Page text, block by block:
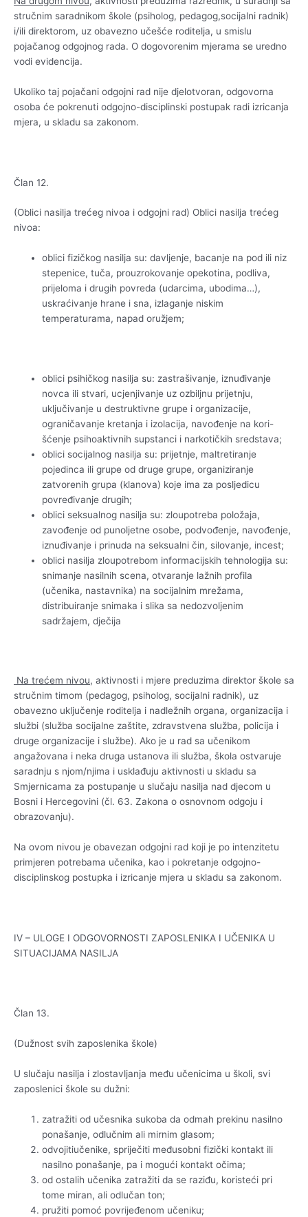
stručnim saradnikom škole (psiholog, pedagog,socijalni radnik)
i/ili direktorom, uz obavezno učešće roditelja, u smislu
pojačanog odgojnog rada. O dogovorenim mjerama se uredno
vodi evidencija.
Ukoliko taj pojačani odgojni rad nije djelotvoran, odgovorna
osoba će pokrenuti odgojno-disciplinski postupak radi izricanja
mjera, u skladu sa zakonom.
Član 12.
(Oblici nasilja trećeg nivoa i odgojni rad) Oblici nasilja trećeg
nivoa:
oblici fizičkog nasilja su: davljenje, bacanje na pod ili niz
stepenice, tuča, prouzrokovanje opekotina, podliva,
prijeloma i drugih povreda (udarcima, ubodima…),
uskraćivanje hrane i sna, izlaganje niskim
temperaturama, napad oružjem;
oblici psihičkog nasilja su: zastrašivanje, iznuđivanje
novca ili stvari, ucjenjivanje uz ozbiljnu prijetnju,
uključivanje u destruktivne grupe i organizacije,
ograničavanje kretanja i izolacija, navođenje na kori-
šćenje psihoaktivnih supstanci i narkotičkih sredstava;
oblici socijalnog nasilja su: prijetnje, maltretiranje
pojedinca ili grupe od druge grupe, organiziranje
zatvorenih grupa (klanova) koje ima za posljedicu
povređivanje drugih;
oblici seksualnog nasilja su: zloupotreba položaja,
zavođenje od punoljetne osobe, podvođenje, navođenje,
iznuđivanje i prinuda na seksualni čin, silovanje, incest;
oblici nasilja zloupotrebom informacijskih tehnologija su:
snimanje nasilnih scena, otvaranje lažnih profila
(učenika, nastavnika) na socijalnim mrežama,
distribuiranje snimaka i slika sa nedozvoljenim
sadržajem, dječija
Na trećem nivou, aktivnosti i mjere preduzima direktor škole sa
stručnim timom (pedagog, psiholog, socijalni radnik), uz
obavezno uključenje roditelja i nadležnih organa, organizacija i
službi (služba socijalne zaštite, zdravstvena služba, policija i
druge organizacije i službe). Ako je u rad sa učenikom
angažovana i neka druga ustanova ili služba, škola ostvaruje
saradnju s njom/njima i usklađuju aktivnosti u skladu sa
Smjernicama za postupanje u slučaju nasilja nad djecom u
Bosni i Hercegovini (čl. 63. Zakona o osnovnom odgoju i
obrazovanju).
Na ovom nivou je obavezan odgojni rad koji je po intenzitetu
primjeren potrebama učenika, kao i pokretanje odgojno-
disciplinskog postupka i izricanje mjera u skladu sa zakonom.
IV – ULOGE I ODGOVORNOSTI ZAPOSLENIKA I UČENIKA U
SITUACIJAMA NASILJA
Član 13.
(Dužnost svih zaposlenika škole)
U slučaju nasilja i zlostavljanja među učenicima u školi, svi
zaposlenici škole su dužni:
zatražiti od učesnika sukoba da odmah prekinu nasilno
ponašanje, odlučnim ali mirnim glasom;
odvojitiučenike, spriječiti međusobni fizički kontakt ili
nasilno ponašanje, pa i mogući kontakt očima;
od ostalih učenika zatražiti da se raziđu, koristeći pri
tome miran, ali odlučan ton;
pružiti pomoć povrijeđenom učeniku;